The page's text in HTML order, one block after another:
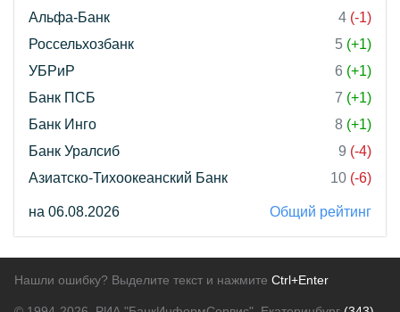
Альфа-Банк
4 (-1)
Россельхозбанк
5 (+1)
УБРиР
6 (+1)
Банк ПСБ
7 (+1)
Банк Инго
8 (+1)
Банк Уралсиб
9 (-4)
Азиатско-Тихоокеанский Банк
10 (-6)
на 06.08.2026 Общий рейтинг
Нашли ошибку? Выделите текст и нажмите Ctrl+Enter